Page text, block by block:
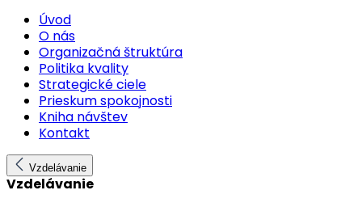
Úvod
O nás
Organizačná štruktúra
Politika kvality
Strategické ciele
Prieskum spokojnosti
Kniha návštev
Kontakt
Vzdelávanie
Vzdelávanie